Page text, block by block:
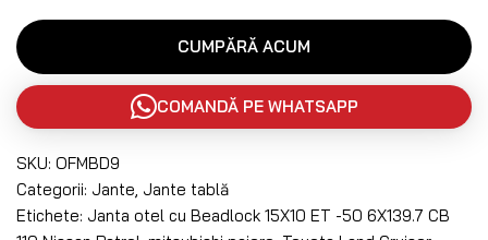
CUMPĂRĂ ACUM
COMANDĂ PE WHATSAPP
SKU: OFMBD9
Categorii: Jante Jante tablă
Etichete: Janta otel cu Beadlock 15X10 ET -50 6X139.7 CB